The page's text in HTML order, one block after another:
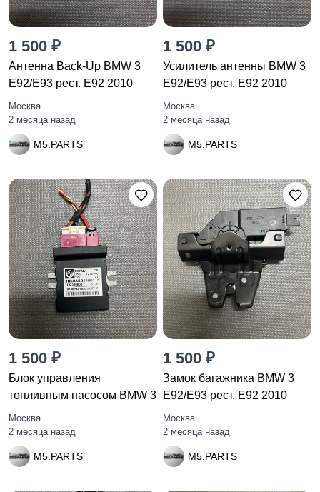
1 500 ₽
Антенна Back-Up BMW 3
E92/E93 рест. E92 2010
Москва
2 месяца назад
M5.PARTS
1 500 ₽
Усилитель антенны BMW 3
E92/E93 рест. E92 2010
Москва
2 месяца назад
M5.PARTS
1 500 ₽
Блок управления
топливным насосом BMW 3
Москва
2 месяца назад
M5.PARTS
1 500 ₽
Замок багажника BMW 3
E92/E93 рест. E92 2010
Москва
2 месяца назад
M5.PARTS